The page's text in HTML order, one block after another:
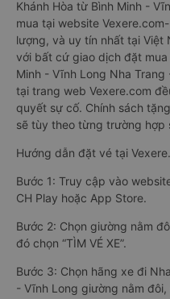
Khánh Hòa từ Bình Minh -
mua tại website
lượng, và uy tín nhất tại Việt
với bất cứ giao dịch đặt
Minh - Vĩnh Long Nha
tại trang web Vexere.com
quyết sự cố. Chính sách
sẽ tùy theo từng trường hợp
Hướng dẫn đặt vé tại
Bước 1: Truy cập vào
CH Play hoặc App Store.
Bước 2: Chọn giường nằm
đó chọn “TÌM VÉ XE”.
Bước 3: Chọn hãng xe đi
- Vĩnh Long giường nằm